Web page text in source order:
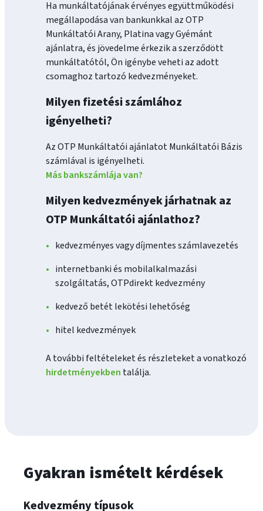
Ha munkáltatójának érvényes együttműködési
megállapodása van bankunkkal az OTP
Munkáltatói Arany, Platina vagy Gyémánt
ajánlatra, és jövedelme érkezik a szerződött
munkáltatótól, Ön igénybe veheti az adott
csomaghoz tartozó kedvezményeket.
Milyen fizetési számlához
igényelheti?
Az OTP Munkáltatói ajánlatot Munkáltatói Bázis
számlával is igényelheti.
Más bankszámlája van?
Milyen kedvezmények járhatnak az
OTP Munkáltatói ajánlathoz?
kedvezményes vagy díjmentes számlavezetés
internetbanki és mobilalkalmazási
szolgáltatás, OTPdirekt kedvezmény
kedvező betét lekötési lehetőség
hitel kedvezmények
A további feltételeket és részleteket a vonatkozó
hirdetményekben találja.
Gyakran ismételt kérdések
Kedvezmény típusok